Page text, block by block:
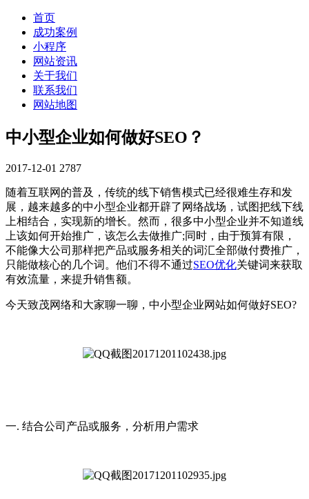
首页
成功案例
小程序
网站资讯
关于我们
联系我们
网站地图
中小型企业如何做好SEO？
2017-12-01 2787
随着互联网的普及，传统的线下销售模式已经很难生存和发
展，越来越多的中小型企业都开辟了网络战场，试图把线下线
上相结合，实现新的增长。然而，很多中小型企业并不知道线
上该如何开始推广，该怎么去做推广;同时，由于预算有限，
不能像大公司那样把产品或服务相关的词汇全部做付费推广，
只能做核心的几个词。他们不得不通过SEO优化关键词来获取
有效流量，来提升销售额。
今天致茂网络和大家聊一聊，中小型企业网站如何做好SEO?
一. 结合公司产品或服务，分析用户需求